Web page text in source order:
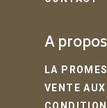
A propos
LA
VENTE